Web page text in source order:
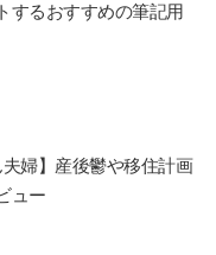
するおすすめの筆記用
夫婦】産後鬱や移住計画
ュー